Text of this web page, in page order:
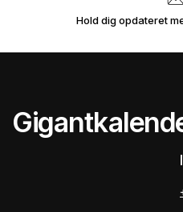
Hold dig opdateret